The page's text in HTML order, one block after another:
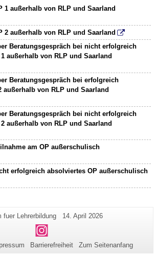
1 außerhalb von RLP und Saarland
2 außerhalb von RLP und Saarland
Beratungsgespräch bei nicht erfolgreich
außerhalb von RLP und Saarland
Beratungsgespräch bei erfolgreich
außerhalb von RLP und Saarland
Beratungsgespräch bei nicht erfolgreich
außerhalb von RLP und Saarland
am OP außerschulisch
erfolgreich absolviertes OP außerschulisch
Zusätzliche
Informationen
zu
dieser
fuer Lehrerbildung
Letzte
14. April 2026
Instagram
Barrierefreiheit Zum Seitenanfang